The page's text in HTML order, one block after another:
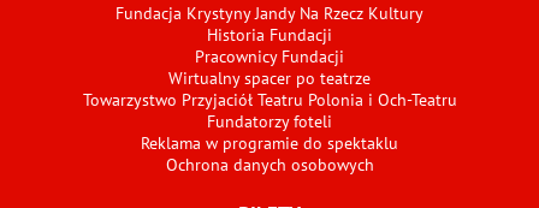
Fundacja Krystyny Jandy Na Rzecz Kultury
Historia Fundacji
Pracownicy Fundacji
Wirtualny spacer po teatrze
Towarzystwo Przyjaciół Teatru Polonia i Och-Teatru
Fundatorzy foteli
Reklama w programie do spektaklu
Ochrona danych osobowych